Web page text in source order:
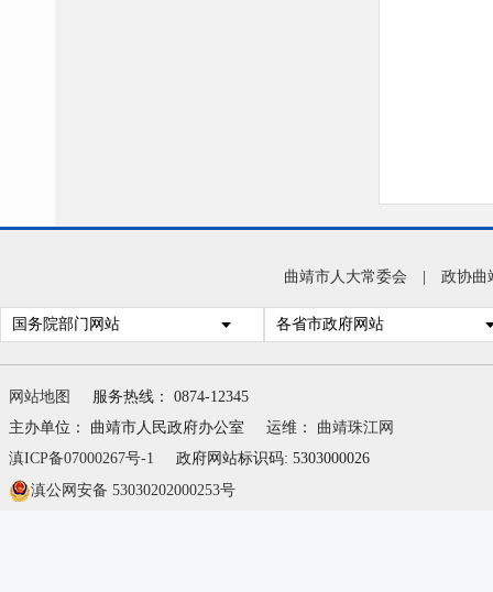
曲靖市人大常委会 政协曲
国务院部门网站 各省市政府网站
网站地图
服务热线： 0874-12345
主办单位： 曲靖市人民政府办公室
运维： 曲靖珠江网
滇ICP备07000267号-1
政府网站标识码: 5303000026
滇公网安备 53030202000253号